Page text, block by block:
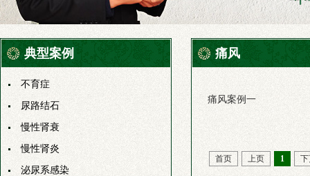
典型案例
不育症
尿路结石
慢性肾衰
慢性肾炎
泌尿系感染
痛风
痛风案例一
首页 上页 1